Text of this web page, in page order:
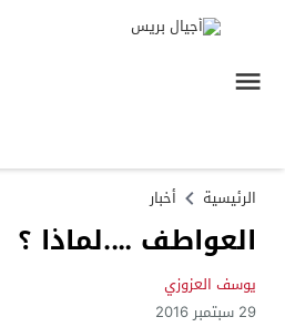
الرئيسية أخبار
العواطف ….لماذا ؟
يوسف العزوزي
29 سبتمبر 2016